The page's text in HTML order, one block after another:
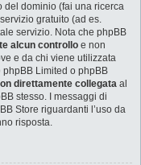
del dominio (fai una ricerca
gratuito (ad es.
servizio. Nota che phpBB
alcun controllo e non
e da chi viene utilizzata
Limited o phpBB
direttamente collegata al
stesso. I messaggi di
Store riguardanti l’uso da
risposta.